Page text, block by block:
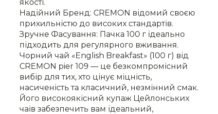
якості.
Надійний Бренд: CREMON відомий своєю
прихильністю до високих стандартів.
Зручне Фасування: Пачка 100 г ідеально
підходить для регулярного вживання.
Чорний чай «English Breakfast» (100 г) від
CREMON pier 109 — це безкомпромісний
вибір для тих, хто цінує міцність,
насиченість та класичний, незмінний смак.
Його високоякісний купаж Цейлонських
чаїв забезпечить вам ідеальний,